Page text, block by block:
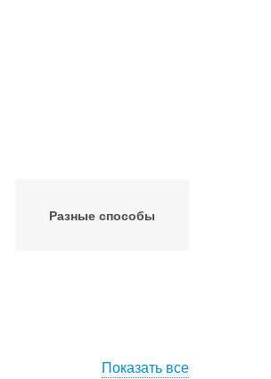
Разные способы
Показать все